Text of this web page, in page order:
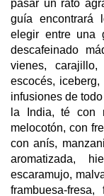
pasar un rato
guía encontrará
elegir entre una
descafeinado
vienes,
escocés,
infusiones de
la India, té con
melocotón, con
con anís,
aromatizada,
escaramujo,
frambuesa-